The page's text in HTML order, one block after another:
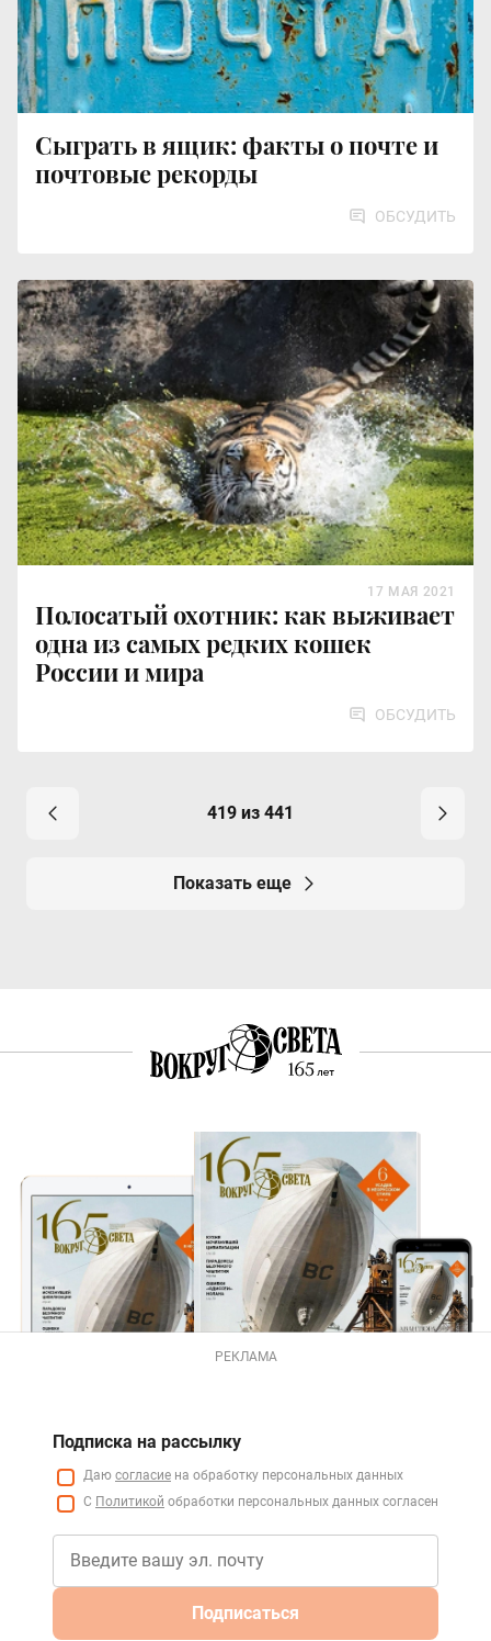
Сыграть в ящик: факты о почте и
почтовые рекорды
ОБСУДИТЬ
Полосатый охотник: как выживает
одна из самых редких кошек
России и мира
17 МАЯ 2021
ОБСУДИТЬ
419 из 441
Показать еще
РЕКЛАМА
Подписка на рассылку
Даю согласие на обработку персональных данных
С Политикой обработки персональных данных согласен
Подписаться